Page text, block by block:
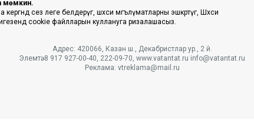
мөмкин.
сез әлеге белдерүгә, шәхси мәгълүматларны эшкәртүгә, Шәхси
cookie файлларын куллануга ризалашасыз.
Адрес: 420066, Казан ш., Декабристлар ур., 2 й.
Элемтә: 8 917 927-00-40, 222-09-70, www.vatantat.ru info@vatantat.ru
Реклама: vtreklama@mail.ru